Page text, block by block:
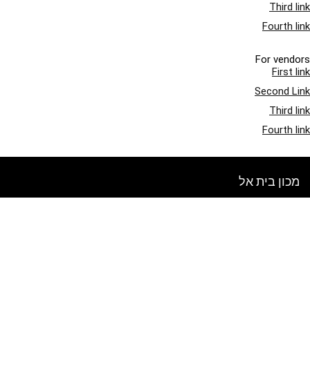
Third link
Fourth link
For vendors
First link
Second Link
Third link
Fourth link
מכון בית אל